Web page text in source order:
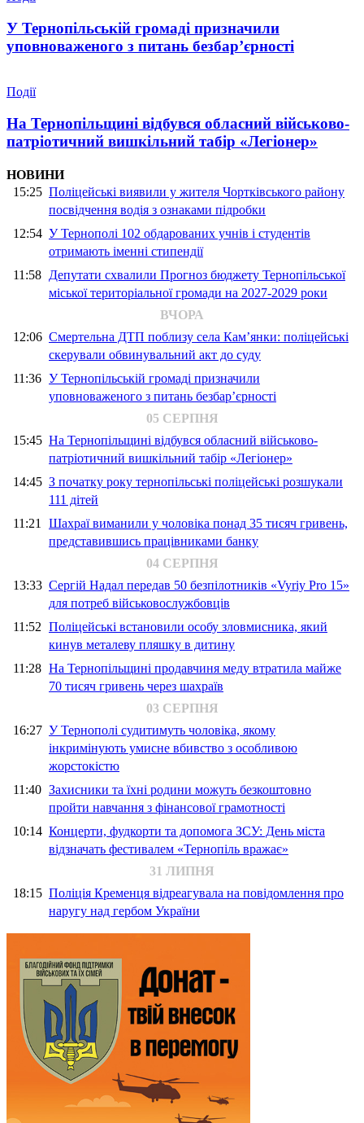
У Тернопільській громаді призначили
уповноваженого з питань безбар’єрності
Події
На Тернопільщині відбувся обласний військово-
патріотичний вишкільний табір «Легіонер»
НОВИНИ
15:25 Поліцейські виявили у жителя Чортківського району
посвідчення водія з ознаками підробки
12:54 У Тернополі 102 обдарованих учнів і студентів
отримають іменні стипендії
11:58 Депутати схвалили Прогноз бюджету Тернопільської
міської територіальної громади на 2027-2029 роки
ВЧОРА
12:06 Смертельна ДТП поблизу села Кам’янки: поліцейські
скерували обвинувальний акт до суду
11:36 У Тернопільській громаді призначили
уповноваженого з питань безбар’єрності
05 СЕРПНЯ
15:45 На Тернопільщині відбувся обласний військово-
патріотичний вишкільний табір «Легіонер»
14:45 З початку року тернопільські поліцейські розшукали
111 дітей
11:21 Шахраї виманили у чоловіка понад 35 тисяч гривень,
представившись працівниками банку
04 СЕРПНЯ
13:33 Сергій Надал передав 50 безпілотників «Vyriy Pro 15»
для потреб військовослужбовців
11:52 Поліцейські встановили особу зловмисника, який
кинув металеву пляшку в дитину
11:28 На Тернопільщині продавчиня меду втратила майже
70 тисяч гривень через шахраїв
03 СЕРПНЯ
16:27 У Тернополі судитимуть чоловіка, якому
інкримінують умисне вбивство з особливою
жорстокістю
11:40 Захисники та їхні родини можуть безкоштовно
пройти навчання з фінансової грамотності
10:14 Концерти, фудкорти та допомога ЗСУ: День міста
відзначать фестивалем «Тернопіль вражає»
31 ЛИПНЯ
18:15 Поліція Кременця відреагувала на повідомлення про
наругу над гербом України